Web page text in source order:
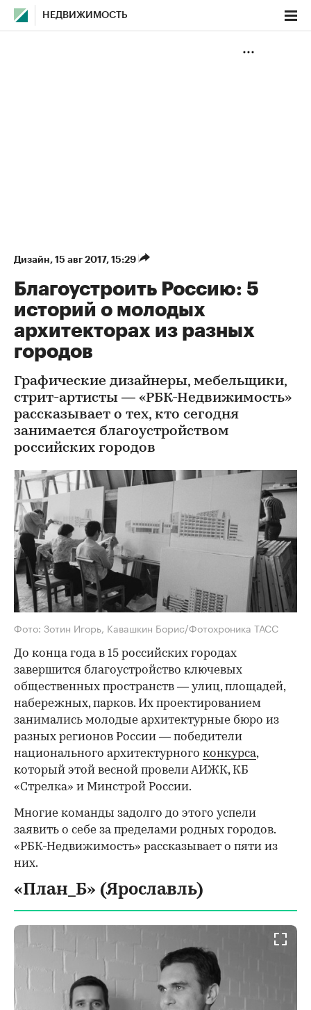
НЕДВИЖИМОСТЬ
Дизайн⁠, 15 авг 2017, 15:29
Благоустроить Россию: 5
историй о молодых
архитекторах из разных
городов
Графические дизайнеры, мебельщики,
стрит-артисты — «РБК-Недвижимость»
рассказывает о тех, кто сегодня
занимается благоустройством
российских городов
Фото: Зотин Игорь, Кавашкин Борис/Фотохроника ТАСС
До конца года в 15 российских городах
завершится благоустройство ключевых
общественных пространств — улиц, площадей,
набережных, парков. Их проектированием
занимались молодые архитектурные бюро из
разных регионов России — победители
национального архитектурного конкурса,
который этой весной провели АИЖК, КБ
«Стрелка» и Минстрой России.
Многие команды задолго до этого успели
заявить о себе за пределами родных городов.
«РБК-Недвижимость» рассказывает о пяти из
них.
«План_Б» (Ярославль)